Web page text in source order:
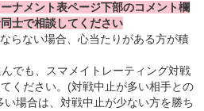
ナメント表ページ下部のコメント欄
士で相談してください
らない場合、心当たりがある方が積
でも、スマメイトレーティング対戦
ください。(対戦中止が多い相手との
場合は、対戦中止が少ない方を勝ち